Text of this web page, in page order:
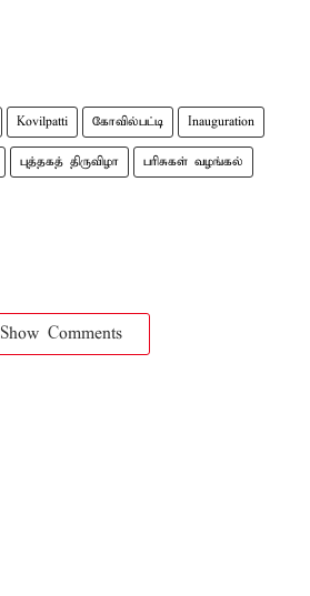
Kovilpatti கோவில்பட்டி Inauguration
புத்தகத் திருவிழா பரிசுகள் வழங்கல்
Show Comments